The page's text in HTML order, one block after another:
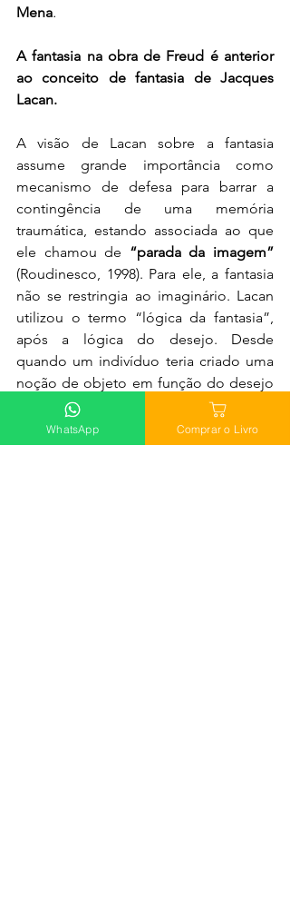
Mena.
A fantasia na obra de Freud é anterior
ao conceito de fantasia de Jacques
Lacan.
A visão de Lacan sobre a fantasia
assume grande importância como
mecanismo de defesa para barrar a
contingência de uma memória
traumática, estando associada ao que
ele chamou de “parada da imagem”
(Roudinesco, 1998). Para ele, a fantasia
não se restringia ao imaginário. Lacan
utilizou o termo “lógica da fantasia”,
após a lógica do desejo. Desde
quando um indivíduo teria criado uma
noção de objeto em função do desejo
de outro, como a mãe, onde agrega
uma falta, lugar singular de cada sujeito
com suas fantasias diversas. Haveria
WhatsApp Comprar o Livro